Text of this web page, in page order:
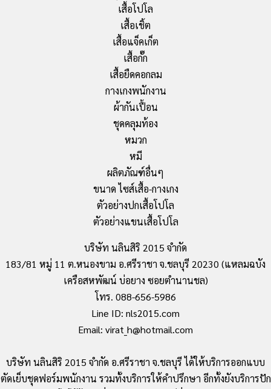
เสื้อโปโล
เสื้อเชิ้ต
เสื้อแจ็คเก็ต
เสื้อกั๊ก
เสื้อยืดคอกลม
กางเกงพนักงาน
ผ้ากันเปื้อน
ชุดคลุมท้อง
หมวก
หมี
ผลิตภัณฑ์อื่นๆ
ขนาด ไซส์เสื้อ-กางเกง
ตัวอย่างปกเสื้อโปโล
ตัวอย่างแขนเสื้อโปโล
บริษัท นลินสิริ 2015 จำกัด
183/81 หมู่ 11 ต.หนองขาม อ.ศรีราชา จ.ชลบุรี 20230 (แหลมฉบัง
เครือสหพัฒน์ บ่อยาง ซอยตำนานชล)
โทร. 088-656-5986
Line ID: nls2015.com
Email: virat_h@hotmail.com
บริษัท นลินสิริ 2015 จำกัด อ.ศรีราชา จ.ชลบุรี ได้ให้บริการออกแบบ
ตัดเย็บชุดฟอร์มพนักงาน รวมทั้งบริการให้คำปรึกษา อีกทั้งยังบริการปัก